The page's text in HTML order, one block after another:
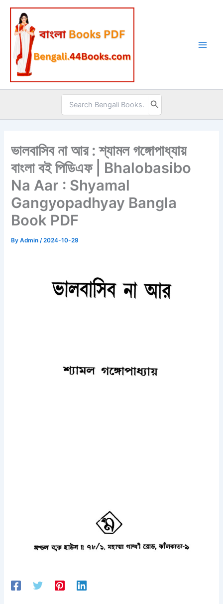
Skip
content
Search
for:
ভালবাসিব না আর : শ্যামল গঙ্গোপাধ্যায়
বাংলা বই পিডিএফ | Bhalobasibo
Na Aar : Shyamal
Gangyopadhyay Bangla
Book PDF
ByAdmin/2024-10-29